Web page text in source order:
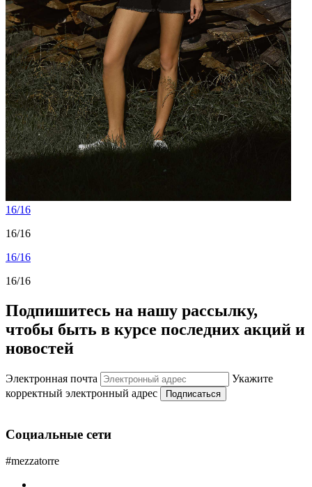
16/16
16/16
16/16
16/16
Подпишитесь на нашу рассылку,
чтобы быть в курсе последних акций и
новостей
Электронная почта
Укажите
корректный электронный адрес
Подписаться
Социальные сети
#mezzatorre